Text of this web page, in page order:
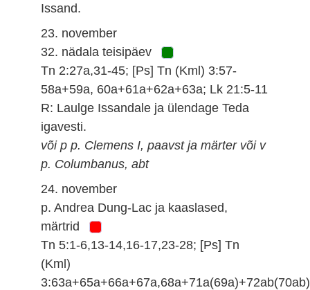
Issand.
23. november
32. nädala teisipäev
Tn 2:27a,31-45; [Ps] Tn (Kml) 3:57-
58a+59a, 60a+61a+62a+63a; Lk 21:5-11
R: Laulge Issandale ja ülendage Teda
igavesti.
või p p. Clemens I, paavst ja märter või v
p. Columbanus, abt
24. november
p. Andrea Dung-Lac ja kaaslased,
märtrid
Tn 5:1-6,13-14,16-17,23-28; [Ps] Tn
(Kml)